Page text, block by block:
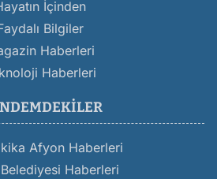
İçinden
Bilgiler
Haberleri
Haberleri
Afyon Haberleri
Haberleri